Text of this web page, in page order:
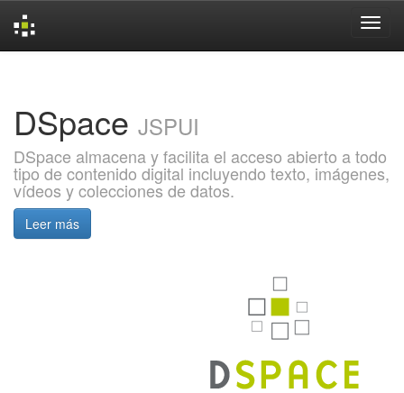
DSpace JSPUI
DSpace almacena y facilita el acceso abierto a todo
tipo de contenido digital incluyendo texto, imágenes,
vídeos y colecciones de datos.
Leer más